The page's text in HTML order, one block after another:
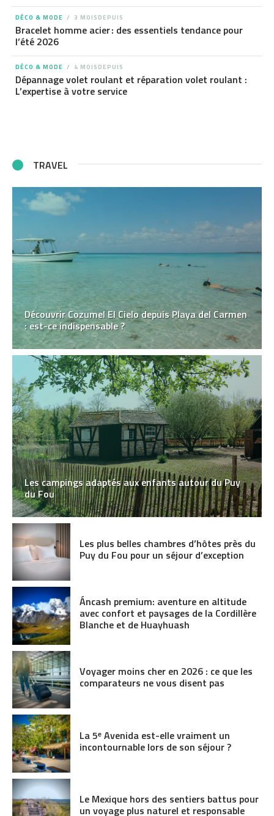
DÉCO & MODE 3 MOISDEPUIS
Bracelet homme acier : des essentiels tendance pour
l’été 2026
DÉCO & MODE 4 MOISDEPUIS
Dépannage volet roulant et réparation volet roulant :
L’expertise à votre service
TRAVEL
Découvrir Cozumel El Cielo depuis Playa del Carmen
: est-ce indispensable ?
Les campings adaptés aux enfants autour du Puy
du Fou
Les plus belles chambres d’hôtes près du
Puy du Fou pour un séjour d’exception
Áncash premium: aventure en altitude
avec confort et paysages de la Cordillère
Blanche et de Huayhuash
Voyager moins cher en 2026 : ce que les
comparateurs ne vous disent pas
La 5ᵉ Avenida est-elle vraiment un
incontournable lors de son séjour ?
Le Mexique hors des sentiers battus pour
un voyage plus naturel et responsable